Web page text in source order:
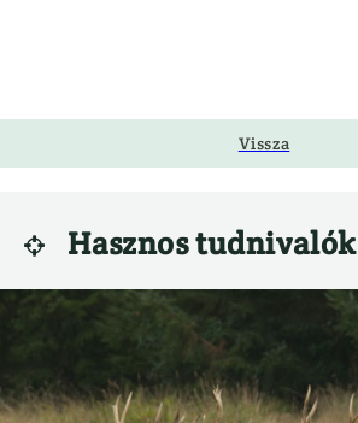
Vissza
 Hasznos tudnivalók